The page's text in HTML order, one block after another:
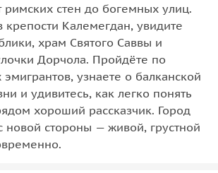
римских стен до богемных улиц.
Калемегдан, увидите
храм Святого Саввы и
Дорчола. Пройдёте по
эмигрантов, узнаете о балканской
и удивитесь, как легко понять
хороший рассказчик. Город
новой стороны — живой, грустной